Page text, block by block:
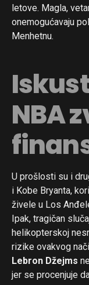
letove. Magla,
onemogućavaju
Menhetnu.
NBA
U prošlosti su i
i Kobe Bryanta,
živele u Los
Ipak, tragičan
helikopterskoj
rizike ovakvog
Lebron Džejms
jer se procenjuje